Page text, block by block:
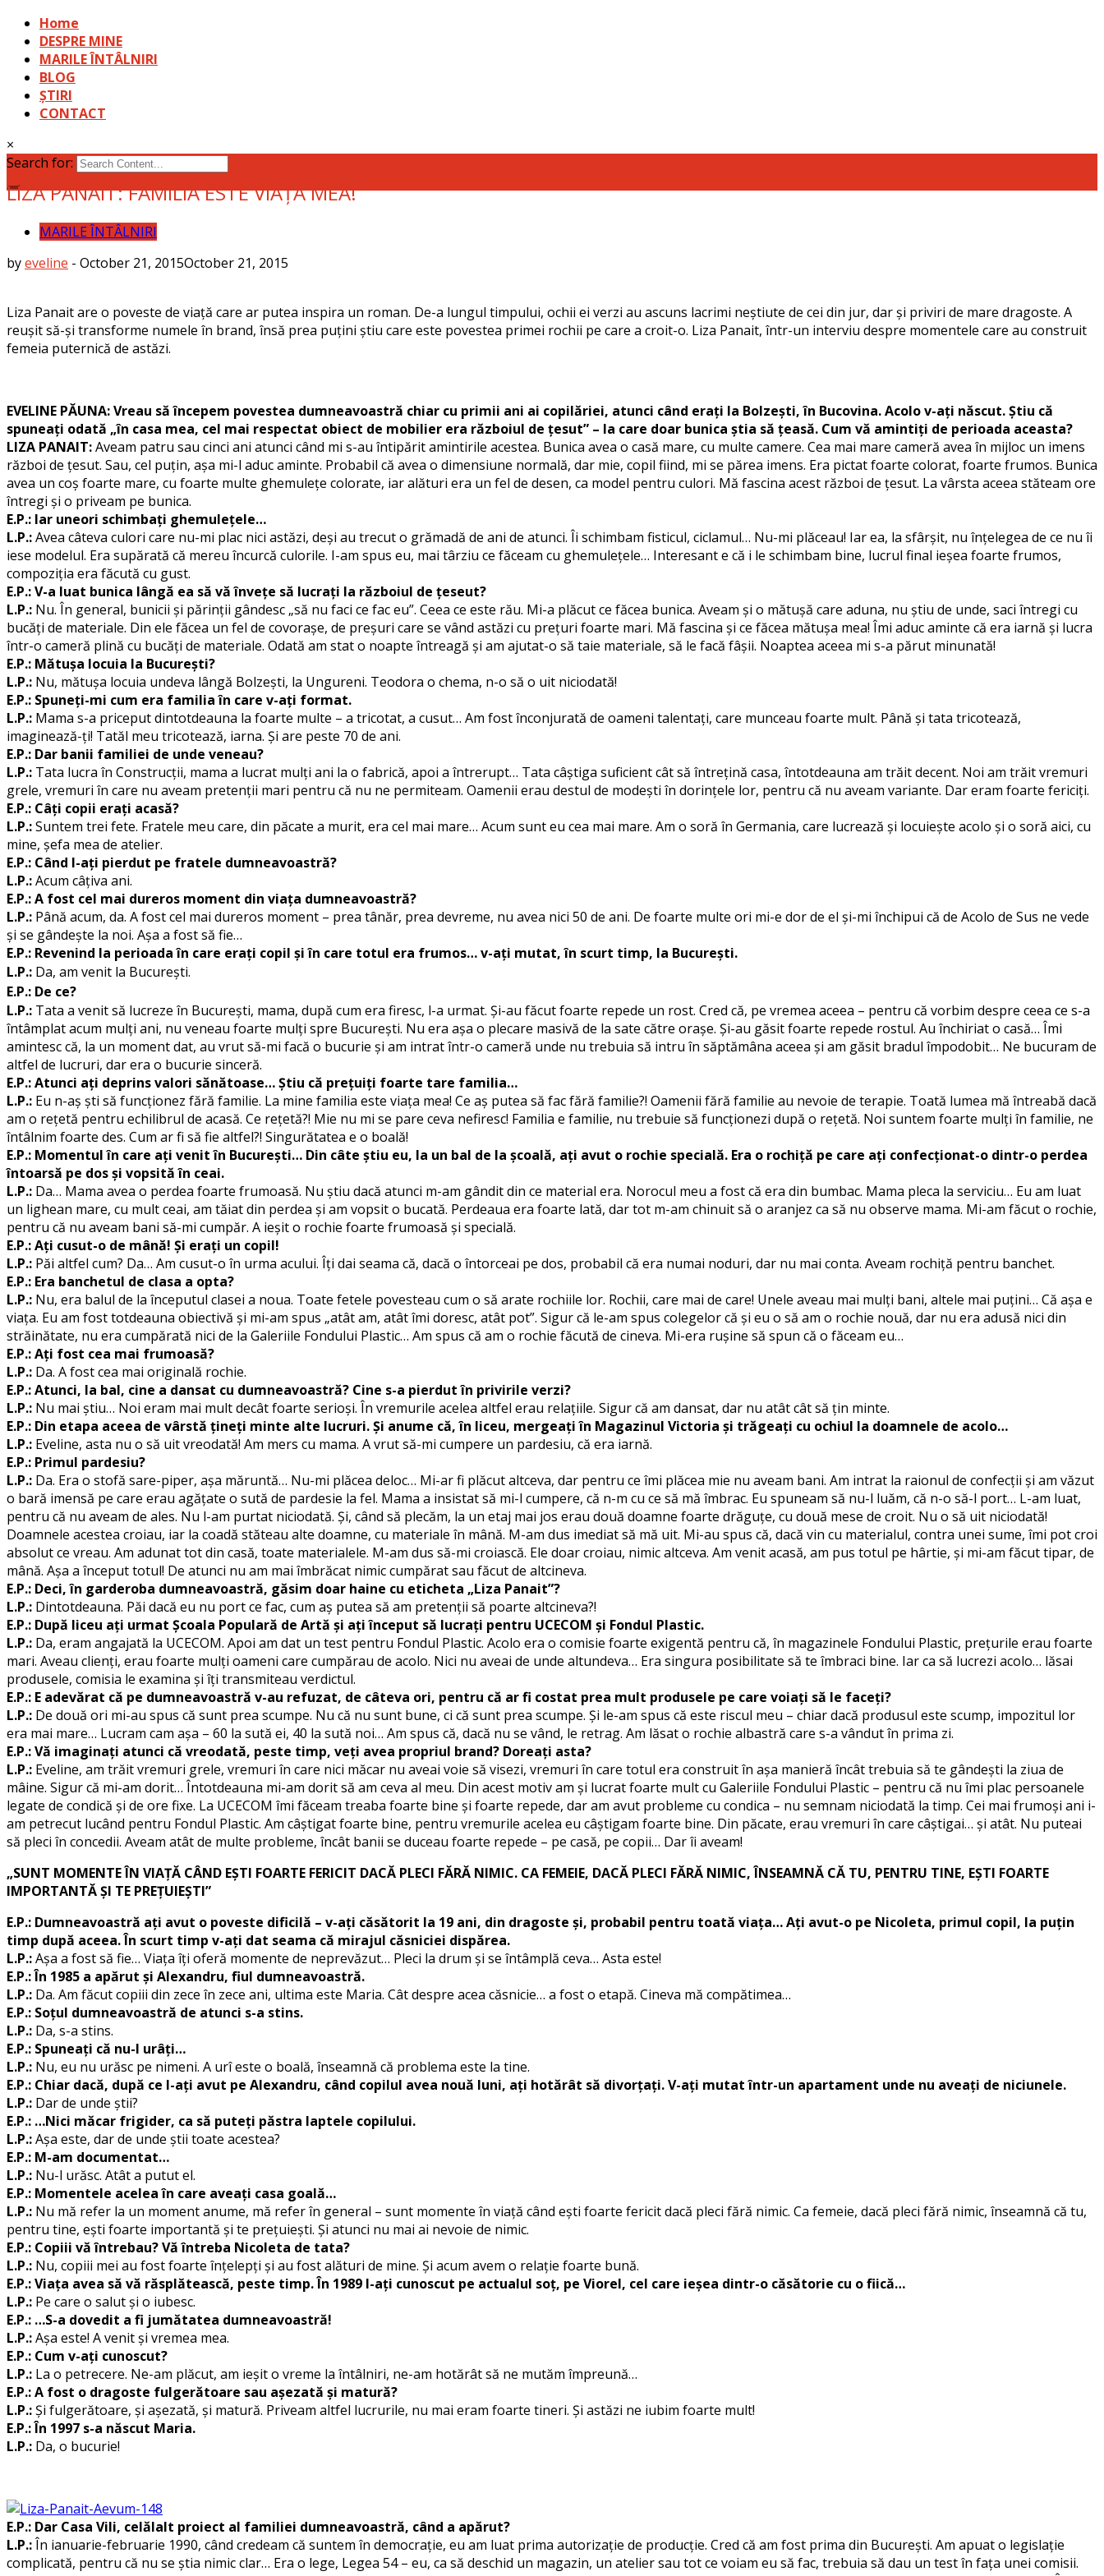
Home
DESPRE MINE
MARILE ÎNTÂLNIRI
BLOG
ȘTIRI
CONTACT
×
Search for:
LIZA PANAIT: FAMILIA ESTE VIAȚA MEA!
MARILE ÎNTÂLNIRI
byeveline - October 21, 2015October 21, 2015
Liza Panait are o poveste de viață care ar putea inspira un roman. De-a lungul timpului, ochii ei verzi au ascuns lacrimi neștiute de cei din jur, dar și priviri de mare dragoste. A
reușit să-și transforme numele în brand, însă prea puțini știu care este povestea primei rochii pe care a croit-o. Liza Panait, într-un interviu despre momentele care au construit
femeia puternică de astăzi.
EVELINE PĂUNA: Vreau să începem povestea dumneavoastră chiar cu primii ani ai copilăriei, atunci când erați la Bolzești, în Bucovina. Acolo v-ați născut. Știu că
spuneați odată „în casa mea, cel mai respectat obiect de mobilier era războiul de țesut” – la care doar bunica știa să țeasă. Cum vă amintiți de perioada aceasta?
LIZA PANAIT:Aveam patru sau cinci ani atunci când mi s-au întipărit amintirile acestea. Bunica avea o casă mare, cu multe camere. Cea mai mare cameră avea în mijloc un imens
război de țesut. Sau, cel puțin, așa mi-l aduc aminte. Probabil că avea o dimensiune normală, dar mie, copil fiind, mi se părea imens. Era pictat foarte colorat, foarte frumos. Bunica
avea un coș foarte mare, cu foarte multe ghemulețe colorate, iar alături era un fel de desen, ca model pentru culori. Mă fascina acest război de țesut. La vârsta aceea stăteam ore
întregi și o priveam pe bunica.
E.P.: Iar uneori schimbați ghemulețele…
L.P.:Avea câteva culori care nu-mi plac nici astăzi, deși au trecut o grămadă de ani de atunci. Îi schimbam fisticul, ciclamul… Nu-mi plăceau! Iar ea, la sfârșit, nu înțelegea de ce nu îi
iese modelul. Era supărată că mereu încurcă culorile. I-am spus eu, mai târziu ce făceam cu ghemulețele… Interesant e că i le schimbam bine, lucrul final ieșea foarte frumos,
compoziția era făcută cu gust.
E.P.: V-a luat bunica lângă ea să vă învețe să lucrați la războiul de țeseut?
L.P.: Nu. În general, bunicii și părinții gândesc „să nu faci ce fac eu”. Ceea ce este rău. Mi-a plăcut ce făcea bunica. Aveam și o mătușă care aduna, nu știu de unde, saci întregi cu
bucăți de materiale. Din ele făcea un fel de covorașe, de preșuri care se vând astăzi cu prețuri foarte mari. Mă fascina și ce făcea mătușa mea! Îmi aduc aminte că era iarnă și lucra
într-o cameră plină cu bucăți de materiale. Odată am stat o noapte întreagă și am ajutat-o să taie materiale, să le facă fâșii. Noaptea aceea mi s-a părut minunată!
E.P.: Mătușa locuia la București?
L.P.: Nu, mătușa locuia undeva lângă Bolzești, la Ungureni. Teodora o chema, n-o să o uit niciodată!
E.P.: Spuneți-mi cum era familia în care v-ați format.
L.P.: Mama s-a priceput dintotdeauna la foarte multe – a tricotat, a cusut… Am fost înconjurată de oameni talentați, care munceau foarte mult. Până și tata tricotează,
imaginează-ți! Tatăl meu tricotează, iarna. Și are peste 70 de ani.
E.P.: Dar banii familiei de unde veneau?
L.P.: Tata lucra în Construcții, mama a lucrat mulți ani la o fabrică, apoi a întrerupt… Tata câștiga suficient cât să întrețină casa, întotdeauna am trăit decent. Noi am trăit vremuri
grele, vremuri în care nu aveam pretenții mari pentru că nu ne permiteam. Oamenii erau destul de modești în dorințele lor, pentru că nu aveam variante. Dar eram foarte fericiți.
E.P.: Câți copii erați acasă?
L.P.:Suntem trei fete. Fratele meu care, din păcate a murit, era cel mai mare… Acum sunt eu cea mai mare. Am o soră în Germania, care lucrează și locuiește acolo și o soră aici, cu
mine, șefa mea de atelier.
E.P.: Când l-ați pierdut pe fratele dumneavoastră?
L.P.:Acum câțiva ani.
E.P.: A fost cel mai dureros moment din viața dumneavoastră?
L.P.: Până acum, da. A fost cel mai dureros moment – prea tânăr, prea devreme, nu avea nici 50 de ani. De foarte multe ori mi-e dor de el și-mi închipui că de Acolo de Sus ne vede
și se gândește la noi. Așa a fost să fie…
E.P.: Revenind la perioada în care erați copil și în care totul era frumos… v-ați mutat, în scurt timp, la București.
L.P.: Da, am venit la București.
E.P.: De ce?
L.P.: Tata a venit să lucreze în București, mama, după cum era firesc, l-a urmat. Și-au făcut foarte repede un rost. Cred că, pe vremea aceea – pentru că vorbim despre ceea ce s-a
întâmplat acum mulți ani, nu veneau foarte mulți spre București. Nu era așa o plecare masivă de la sate către orașe. Și-au găsit foarte repede rostul. Au închiriat o casă… Îmi
amintesc că, la un moment dat, au vrut să-mi facă o bucurie și am intrat într-o cameră unde nu trebuia să intru în săptămâna aceea și am găsit bradul împodobit… Ne bucuram de
altfel de lucruri, dar era o bucurie sinceră.
E.P.: Atunci ați deprins valori sănătoase… Știu că prețuiți foarte tare familia…
L.P.: Eu n-aș ști să funcționez fără familie. La mine familia este viața mea! Ce aș putea să fac fără familie?! Oamenii fără familie au nevoie de terapie. Toată lumea mă întreabă dacă
am o rețetă pentru echilibrul de acasă. Ce rețetă?! Mie nu mi se pare ceva nefiresc! Familia e familie, nu trebuie să funcționezi după o rețetă. Noi suntem foarte mulți în familie, ne
întâlnim foarte des. Cum ar fi să fie altfel?! Singurătatea e o boală!
E.P.: Momentul în care ați venit în București… Din câte știu eu, la un bal de la școală, ați avut o rochie specială. Era o rochiță pe care ați confecționat-o dintr-o perdea
întoarsă pe dos și vopsită în ceai.
L.P.: Da… Mama avea o perdea foarte frumoasă. Nu știu dacă atunci m-am gândit din ce material era. Norocul meu a fost că era din bumbac. Mama pleca la serviciu… Eu am luat
un lighean mare, cu mult ceai, am tăiat din perdea și am vopsit o bucată. Perdeaua era foarte lată, dar tot m-am chinuit să o aranjez ca să nu observe mama. Mi-am făcut o rochie,
pentru că nu aveam bani să-mi cumpăr. A ieșit o rochie foarte frumoasă și specială.
E.P.: Ați cusut-o de mână! Și erați un copil!
L.P.: Păi altfel cum? Da… Am cusut-o în urma acului. Îți dai seama că, dacă o întorceai pe dos, probabil că era numai noduri, dar nu mai conta. Aveam rochiță pentru banchet.
E.P.: Era banchetul de clasa a opta?
L.P.: Nu, era balul de la începutul clasei a noua. Toate fetele povesteau cum o să arate rochiile lor. Rochii, care mai de care! Unele aveau mai mulți bani, altele mai puțini… Că așa e
viața. Eu am fost totdeauna obiectivă și mi-am spus „atât am, atât îmi doresc, atât pot”. Sigur că le-am spus colegelor că și eu o să am o rochie nouă, dar nu era adusă nici din
străinătate, nu era cumpărată nici de la Galeriile Fondului Plastic… Am spus că am o rochie făcută de cineva. Mi-era rușine să spun că o făceam eu…
E.P.: Ați fost cea mai frumoasă?
L.P.: Da. A fost cea mai originală rochie.
E.P.: Atunci, la bal, cine a dansat cu dumneavoastră? Cine s-a pierdut în privirile verzi?
L.P.: Nu mai știu… Noi eram mai mult decât foarte serioși. În vremurile acelea altfel erau relațiile. Sigur că am dansat, dar nu atât cât să țin minte.
E.P.: Din etapa aceea de vârstă țineți minte alte lucruri. Și anume că, în liceu, mergeați în Magazinul Victoria și trăgeați cu ochiul la doamnele de acolo…
L.P.: Eveline, asta nu o să uit vreodată! Am mers cu mama. A vrut să-mi cumpere un pardesiu, că era iarnă.
E.P.: Primul pardesiu?
L.P.: Da. Era o stofă sare-piper, așa măruntă… Nu-mi plăcea deloc… Mi-ar fi plăcut altceva, dar pentru ce îmi plăcea mie nu aveam bani. Am intrat la raionul de confecții și am văzut
o bară imensă pe care erau agățate o sută de pardesie la fel. Mama a insistat să mi-l cumpere, că n-m cu ce să mă îmbrac. Eu spuneam să nu-l luăm, că n-o să-l port… L-am luat,
pentru că nu aveam de ales. Nu l-am purtat niciodată. Și, când să plecăm, la un etaj mai jos erau două doamne foarte drăguțe, cu două mese de croit. Nu o să uit niciodată!
Doamnele acestea croiau, iar la coadă stăteau alte doamne, cu materiale în mână. M-am dus imediat să mă uit. Mi-au spus că, dacă vin cu materialul, contra unei sume, îmi pot croi
absolut ce vreau. Am adunat tot din casă, toate materialele. M-am dus să-mi croiască. Ele doar croiau, nimic altceva. Am venit acasă, am pus totul pe hârtie, și mi-am făcut tipar, de
mână. Așa a început totul! De atunci nu am mai îmbrăcat nimic cumpărat sau făcut de altcineva.
E.P.: Deci, în garderoba dumneavoastră, găsim doar haine cu eticheta „Liza Panait”?
L.P.: Dintotdeauna. Păi dacă eu nu port ce fac, cum aș putea să am pretenții să poarte altcineva?!
E.P.: După liceu ați urmat Școala Populară de Artă și ați început să lucrați pentru UCECOM și Fondul Plastic.
L.P.: Da, eram angajată la UCECOM. Apoi am dat un test pentru Fondul Plastic. Acolo era o comisie foarte exigentă pentru că, în magazinele Fondului Plastic, prețurile erau foarte
mari. Aveau clienți, erau foarte mulți oameni care cumpărau de acolo. Nici nu aveai de unde altundeva… Era singura posibilitate să te îmbraci bine. Iar ca să lucrezi acolo… lăsai
produsele, comisia le examina și îți transmiteau verdictul.
E.P.: E adevărat că pe dumneavoastră v-au refuzat, de câteva ori, pentru că ar fi costat prea mult produsele pe care voiați să le faceți?
L.P.: De două ori mi-au spus că sunt prea scumpe. Nu că nu sunt bune, ci că sunt prea scumpe. Și le-am spus că este riscul meu – chiar dacă produsul este scump, impozitul lor
era mai mare… Lucram cam așa – 60 la sută ei, 40 la sută noi… Am spus că, dacă nu se vând, le retrag. Am lăsat o rochie albastră care s-a vândut în prima zi.
E.P.: Vă imaginați atunci că vreodată, peste timp, veți avea propriul brand? Doreați asta?
L.P.: Eveline, am trăit vremuri grele, vremuri în care nici măcar nu aveai voie să visezi, vremuri în care totul era construit în așa manieră încât trebuia să te gândești la ziua de
mâine. Sigur că mi-am dorit… Întotdeauna mi-am dorit să am ceva al meu. Din acest motiv am și lucrat foarte mult cu Galeriile Fondului Plastic – pentru că nu îmi plac persoanele
legate de condică și de ore fixe. La UCECOM îmi făceam treaba foarte bine și foarte repede, dar am avut probleme cu condica – nu semnam niciodată la timp. Cei mai frumoși ani i-
am petrecut lucând pentru Fondul Plastic. Am câștigat foarte bine, pentru vremurile acelea eu câștigam foarte bine. Din păcate, erau vremuri în care câștigai… și atât. Nu puteai
să pleci în concedii. Aveam atât de multe probleme, încât banii se duceau foarte repede – pe casă, pe copii… Dar îi aveam!
„SUNT MOMENTE ÎN VIAȚĂ CÂND EȘTI FOARTE FERICIT DACĂ PLECI FĂRĂ NIMIC. CA FEMEIE, DACĂ PLECI FĂRĂ NIMIC, ÎNSEAMNĂ CĂ TU, PENTRU TINE, EȘTI FOARTE
IMPORTANTĂ ȘI TE PREȚUIEȘTI”
E.P.: Dumneavoastră ați avut o poveste dificilă – v-ați căsătorit la 19 ani, din dragoste și, probabil pentru toată viața… Ați avut-o pe Nicoleta, primul copil, la puțin
timp după aceea. În scurt timp v-ați dat seama că mirajul căsniciei dispărea.
L.P.:Așa a fost să fie… Viața îți oferă momente de neprevăzut… Pleci la drum și se întâmplă ceva… Asta este!
E.P.: În 1985 a apărut și Alexandru, fiul dumneavoastră.
L.P.: Da. Am făcut copiii din zece în zece ani, ultima este Maria. Cât despre acea căsnicie… a fost o etapă. Cineva mă compătimea…
E.P.: Soțul dumneavoastră de atunci s-a stins.
L.P.: Da, s-a stins.
E.P.: Spuneați că nu-l urâți…
L.P.: Nu, eu nu urăsc pe nimeni. A urî este o boală, înseamnă că problema este la tine.
E.P.: Chiar dacă, după ce l-ați avut pe Alexandru, când copilul avea nouă luni, ați hotărât să divorțați. V-ați mutat într-un apartament unde nu aveați de niciunele.
L.P.: Dar de unde știi?
E.P.: …Nici măcar frigider, ca să puteți păstra laptele copilului.
L.P.:Așa este, dar de unde știi toate acestea?
E.P.: M-am documentat…
L.P.: Nu-l urăsc. Atât a putut el.
E.P.: Momentele acelea în care aveați casa goală…
L.P.: Nu mă refer la un moment anume, mă refer în general – sunt momente în viață când ești foarte fericit dacă pleci fără nimic. Ca femeie, dacă pleci fără nimic, înseamnă că tu,
pentru tine, ești foarte importantă și te prețuiești. Și atunci nu mai ai nevoie de nimic.
E.P.: Copiii vă întrebau? Vă întreba Nicoleta de tata?
L.P.: Nu, copiii mei au fost foarte înțelepți și au fost alături de mine. Și acum avem o relație foarte bună.
E.P.: Viața avea să vă răsplătească, peste timp. În 1989 l-ați cunoscut pe actualul soț, pe Viorel, cel care ieșea dintr-o căsătorie cu o fiică…
L.P.: Pe care o salut și o iubesc.
E.P.: …S-a dovedit a fi jumătatea dumneavoastră!
L.P.:Așa este! A venit și vremea mea.
E.P.: Cum v-ați cunoscut?
L.P.: La o petrecere. Ne-am plăcut, am ieșit o vreme la întâlniri, ne-am hotărât să ne mutăm împreună…
E.P.: A fost o dragoste fulgerătoare sau așezată și matură?
L.P.:Și fulgerătoare, și așezată, și matură. Priveam altfel lucrurile, nu mai eram foarte tineri. Și astăzi ne iubim foarte mult!
E.P.: În 1997 s-a născut Maria.
L.P.: Da, o bucurie!
E.P.: Dar Casa Vili, celălalt proiect al familiei dumneavoastră, când a apărut?
L.P.:În ianuarie-februarie 1990, când credeam că suntem în democrație, eu am luat prima autorizație de producție. Cred că am fost prima din București. Am apuat o legislație
complicată, pentru că nu se știa nimic clar… Era o lege, Legea 54 – eu, ca să deschid un magazin, un atelier sau tot ce voiam eu să fac, trebuia să dau un test în fața unei comisii.